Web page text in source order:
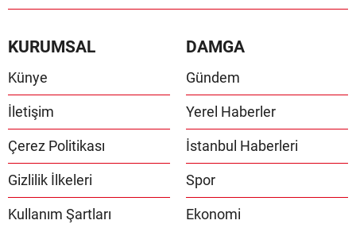
KURUMSAL
Künye
İletişim
Çerez Politikası
Gizlilik İlkeleri
Kullanım Şartları
DAMGA
Gündem
Yerel Haberler
İstanbul Haberleri
Spor
Ekonomi